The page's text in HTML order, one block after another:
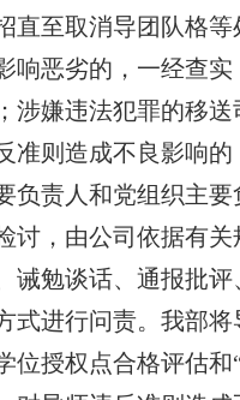
直至取消导团队格等
响恶劣的，一经查
涉嫌违法犯罪的移送
准则造成不良影响的
负责人和党组织主
讨，由公司依据有关
诫勉谈话、通报批评
式进行问责。我部将
位授权点合格评估和